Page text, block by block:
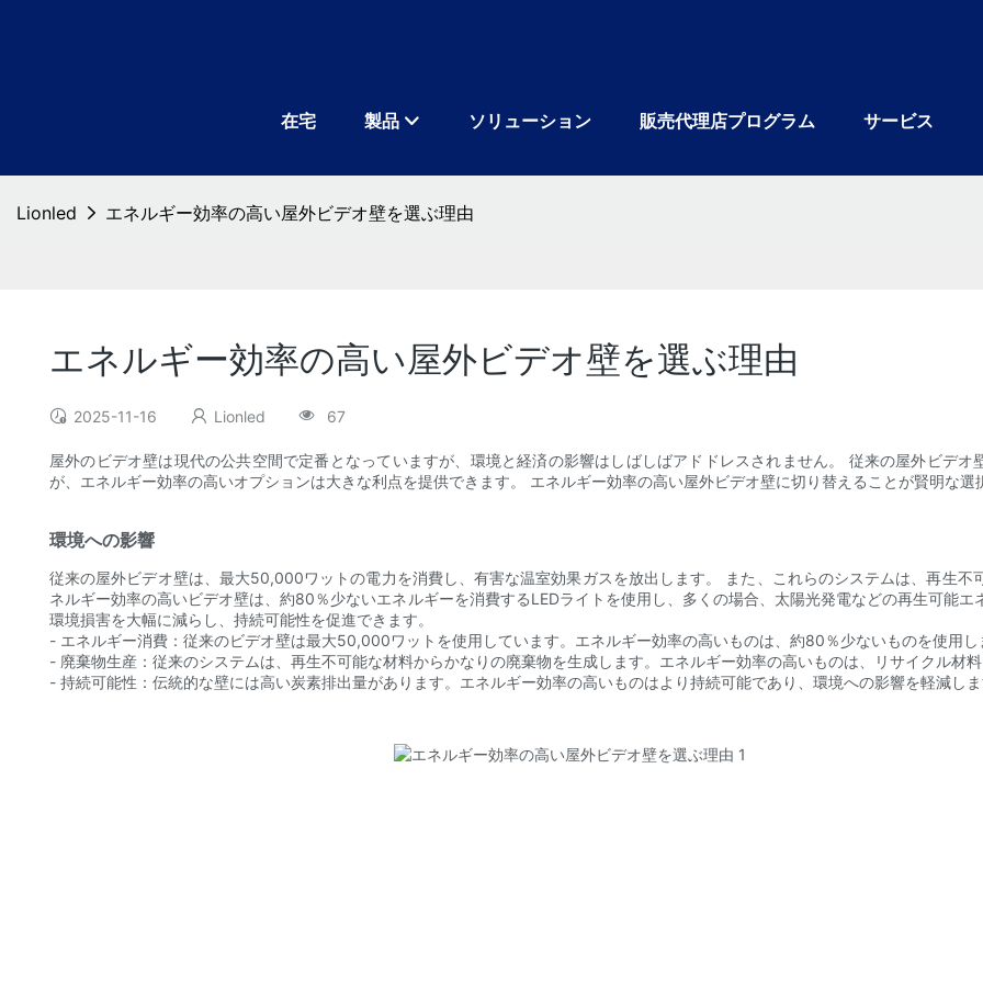
在宅 製品 ソリューション 販売代理店プログラム サービス
Lionled エネルギー効率の高い屋外ビデオ壁を選ぶ理由
エネルギー効率の高い屋外ビデオ壁を選ぶ理由
2025-11-16 Lionled 67
屋外のビデオ壁は現代の公共空間で定番となっていますが、環境と経済の影響はしばしばアドドレスされません。 従来の屋外ビデ
が、エネルギー効率の高いオプションは大きな利点を提供できます。 エネルギー効率の高い屋外ビデオ壁に切り替えることが賢明な
環境への影響
従来の屋外ビデオ壁は、最大50,000ワットの電力を消費し、有害な温室効果ガスを放出します。 また、これらのシステムは、再生
ネルギー効率の高いビデオ壁は、約80％少ないエネルギーを消費するLEDライトを使用し、多くの場合、太陽光発電などの再生可能
環境損害を大幅に減らし、持続可能性を促進できます。
- エネルギー消費：従来のビデオ壁は最大50,000ワットを使用しています。エネルギー効率の高いものは、約80％少ないものを使用し
- 廃棄物生産：従来のシステムは、再生不可能な材料からかなりの廃棄物を生成します。エネルギー効率の高いものは、リサイクル材
- 持続可能性：伝統的な壁には高い炭素排出量があります。エネルギー効率の高いものはより持続可能であり、環境への影響を軽減し